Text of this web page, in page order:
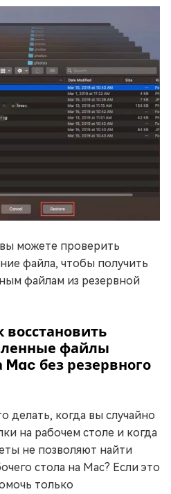
можете проверить
файла, чтобы получить
файлам из резервной
восстановить
файлы
Mac без резервного
делать, когда вы случайно
на рабочем столе и когда
не позволяют найти
стола на Mac? Если это
только